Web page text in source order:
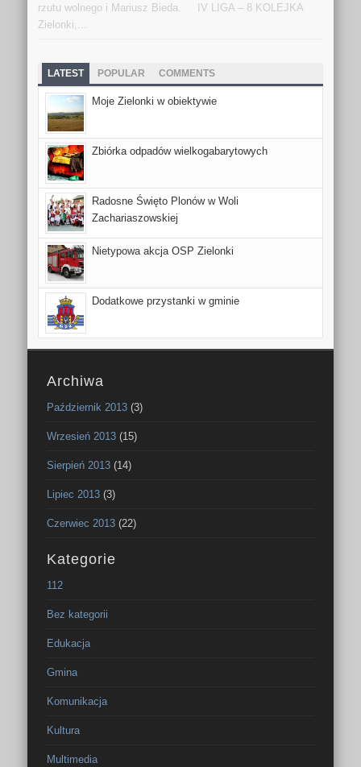
rzutu wolnego i Mariusz Bieda. IV LIGA – 8 KOLEJKA
Zielonki,...
LATEST POPULAR COMMENTS
Moje Zielonki w obiektywie
Zbiórka odpadów wielkogabarytowych
Radosne Święto Plonów w Woli
Zachariaszowskiej
Nietypowa akcja OSP Zielonki
Dodatkowe przystanki w gminie
Archiwa
Październik 2013 (3)
Wrzesień 2013 (15)
Sierpień 2013 (14)
Lipiec 2013 (3)
Czerwiec 2013 (22)
Kategorie
112
Bez kategorii
Edukacja
Gmina
Komunikacja
Kultura
Multimedia